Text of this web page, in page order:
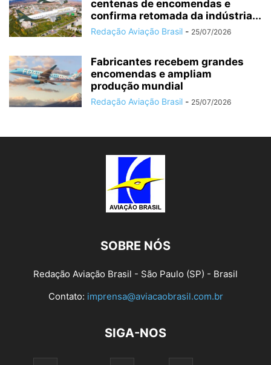
centenas de encomendas e
confirma retomada da indústria...
Redação Aviação Brasil - 25/07/2026
Fabricantes recebem grandes
encomendas e ampliam
produção mundial
Redação Aviação Brasil - 25/07/2026
SOBRE NÓS
Redação Aviação Brasil - São Paulo (SP) - Brasil
Contato: imprensa@aviacaobrasil.com.br
SIGA-NOS